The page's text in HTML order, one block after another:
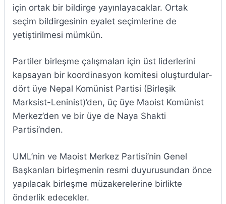
için ortak bir bildirge yayınlayacaklar. Ortak
seçim bildirgesinin eyalet seçimlerine de
yetiştirilmesi mümkün.
Partiler birleşme çalışmaları için üst liderlerini
kapsayan bir koordinasyon komitesi oluşturdular-
dört üye Nepal Komünist Partisi (Birleşik
Marksist-Leninist)’den, üç üye Maoist Komünist
Merkez’den ve bir üye de Naya Shakti
Partisi’nden.
UML’nin ve Maoist Merkez Partisi’nin Genel
Başkanları birleşmenin resmi duyurusundan önce
yapılacak birleşme müzakerelerine birlikte
önderlik edecekler.